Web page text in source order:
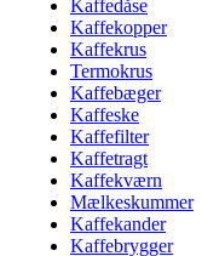
Kaffedåse
Kaffekopper
Kaffekrus
Termokrus
Kaffebæger
Kaffeske
Kaffefilter
Kaffetragt
Kaffekværn
Mælkeskummer
Kaffekander
Kaffebrygger